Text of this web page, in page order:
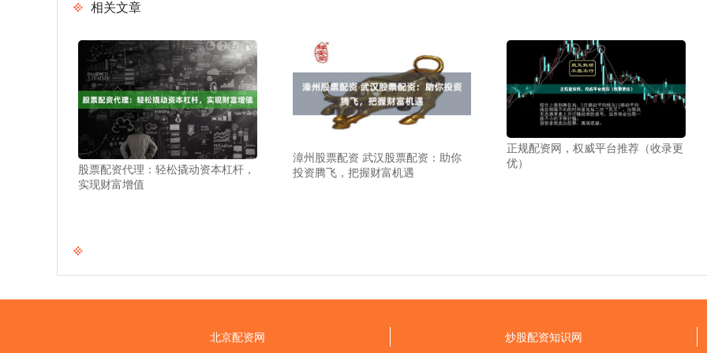
相关文章
股票配资代理：轻松撬动资本杠杆，
实现财富增值
漳州股票配资 武汉股票配资：助你
投资腾飞，把握财富机遇
正规配资网，权威平台推荐（收录更
优）
北京配资网 炒股配资知识网